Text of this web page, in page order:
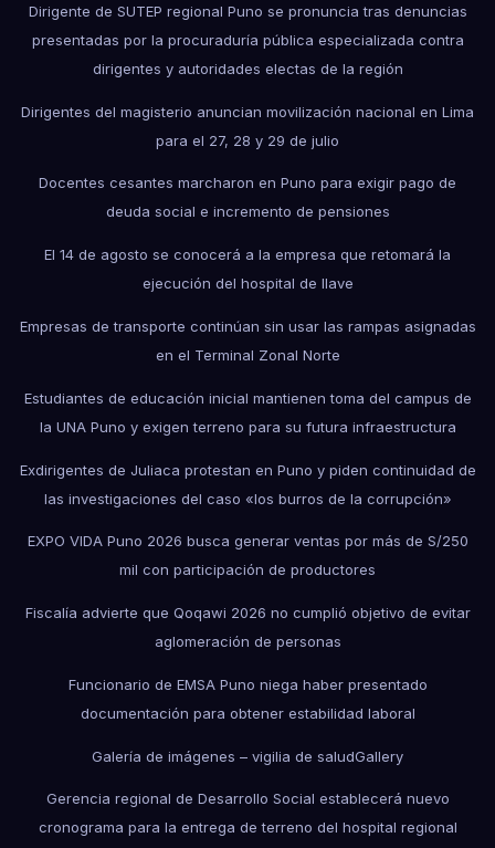
Dirigente de SUTEP regional Puno se pronuncia tras denuncias
presentadas por la procuraduría pública especializada contra
dirigentes y autoridades electas de la región
Dirigentes del magisterio anuncian movilización nacional en Lima
para el 27, 28 y 29 de julio
Docentes cesantes marcharon en Puno para exigir pago de
deuda social e incremento de pensiones
El 14 de agosto se conocerá a la empresa que retomará la
ejecución del hospital de Ilave
Empresas de transporte continúan sin usar las rampas asignadas
en el Terminal Zonal Norte
Estudiantes de educación inicial mantienen toma del campus de
la UNA Puno y exigen terreno para su futura infraestructura
Exdirigentes de Juliaca protestan en Puno y piden continuidad de
las investigaciones del caso «los burros de la corrupción»
EXPO VIDA Puno 2026 busca generar ventas por más de S/250
mil con participación de productores
Fiscalía advierte que Qoqawi 2026 no cumplió objetivo de evitar
aglomeración de personas
Funcionario de EMSA Puno niega haber presentado
documentación para obtener estabilidad laboral
Galería de imágenes – vigilia de saludGallery
Gerencia regional de Desarrollo Social establecerá nuevo
cronograma para la entrega de terreno del hospital regional